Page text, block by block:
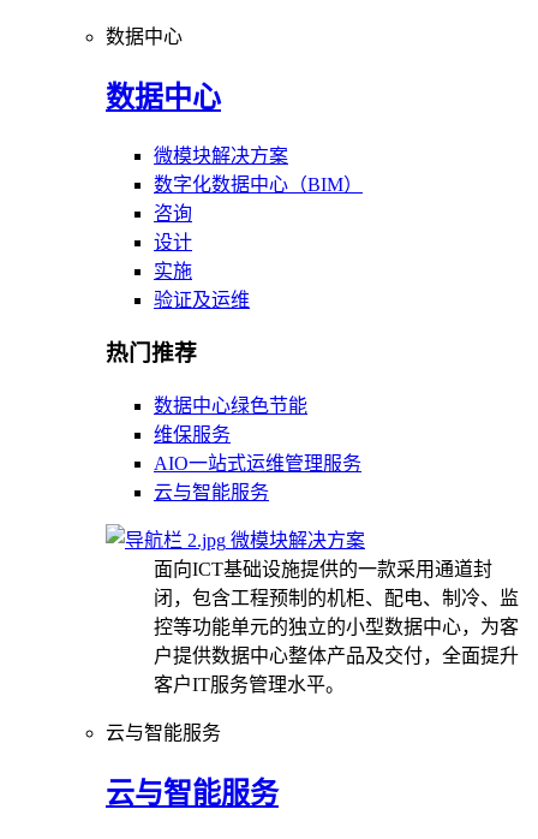
数据中心
数据中心
微模块解决方案
数字化数据中心（BIM）
咨询
设计
实施
验证及运维
热门推荐
数据中心绿色节能
维保服务
AIO一站式运维管理服务
云与智能服务
微模块解决方案
面向ICT基础设施提供的一款采用通道封
闭，包含工程预制的机柜、配电、制冷、监
控等功能单元的独立的小型数据中心，为客
户提供数据中心整体产品及交付，全面提升
客户IT服务管理水平。
云与智能服务
云与智能服务